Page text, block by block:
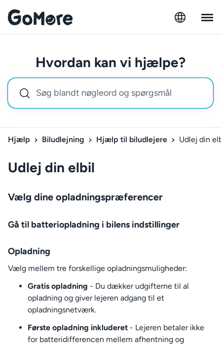
Hvordan kan vi hjælpe?
Hjælp Biludlejning Hjælp til biludlejere Udlej din
Udlej din elbil
Vælg dine opladningspræferencer
Gå til batteriopladning i bilens indstillinger
Opladning
Vælg mellem tre forskellige opladningsmuligheder:
Gratis opladning - Du dækker udgifterne til al
opladning og giver lejeren adgang til et
opladningsnetværk.
Første opladning inkluderet - Lejeren betaler ikke
for batteridifferencen mellem afhentning og